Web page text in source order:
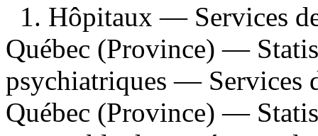
1. Hôpitaux — Services
Québec (Province) —
psychiatriques —
Québec (Province) —